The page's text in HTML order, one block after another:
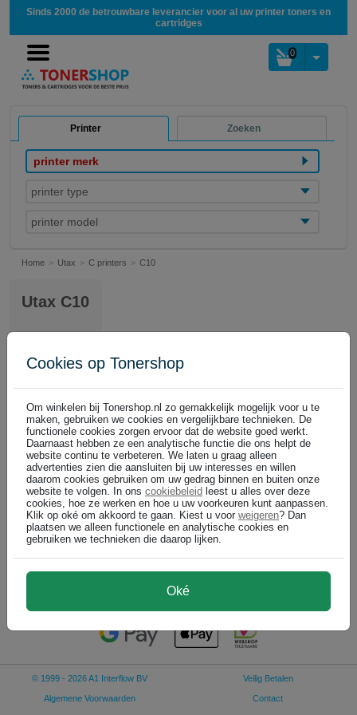
Sinds 2000 de betrouwbare leverancier voor al uw printer toners en
cartridges
0
Printer Zoeken
printer merk
printer type
printer model
Home Utax C printers C10
Utax C10
Kyocera-Mita cartridges
100% productgarantie
Kyocera Mita 37045010 toner cartridge zwart (origineel)
NIET MEER LEVERBAAR
1.000 pagina's
€ 38,99( € 32,22 excl)
© 1999 - 2026 A1 Interflow BV
Algemene Voorwaarden
Veilig Betalen
Contact
Cookies op Tonershop
Om winkelen bij Tonershop.nl zo gemakkelijk mogelijk voor u te
maken, gebruiken we cookies en vergelijkbare technieken. De
functionele cookies zorgen ervoor dat de website goed werkt.
Daarnaast hebben ze een analytische functie die ons helpt de
website continu te verbeteren. We laten u graag alleen
advertenties zien die aansluiten bij uw interesses en willen
daarom cookies gebruiken om uw gedrag binnen en buiten onze
website te volgen. In ons cookiebeleid leest u alles over deze
cookies, hoe ze werken en hoe u uw voorkeuren kunt aanpassen.
Klik op oké om akkoord te gaan. Kiest u voor weigeren? Dan
plaatsen we alleen functionele en analytische cookies en
gebruiken we technieken die daarop lijken.
Oké